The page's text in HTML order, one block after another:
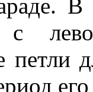
В
с
петли